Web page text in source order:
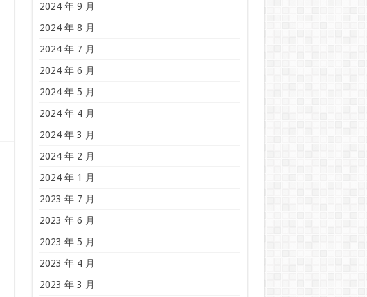
2024 年 9 月
2024 年 8 月
2024 年 7 月
2024 年 6 月
2024 年 5 月
2024 年 4 月
2024 年 3 月
2024 年 2 月
2024 年 1 月
2023 年 7 月
2023 年 6 月
2023 年 5 月
2023 年 4 月
2023 年 3 月